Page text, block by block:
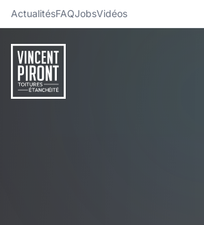
ActualitésFAQJobsVidéos